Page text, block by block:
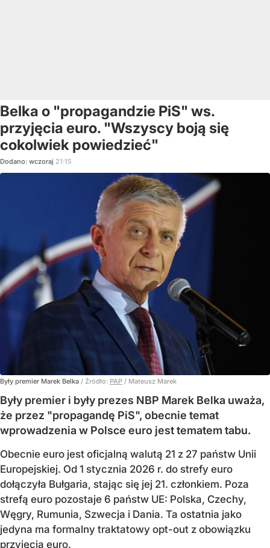
Belka o "propagandzie PiS" ws.
przyjęcia euro. "Wszyscy boją się
cokolwiek powiedzieć"
Dodano: wczoraj 21:15
Były premier Marek Belka / Źródło: PAP / Mateusz Marek
Były premier i były prezes NBP Marek Belka uważa,
że przez "propagandę PiS", obecnie temat
wprowadzenia w Polsce euro jest tematem tabu.
Obecnie euro jest oficjalną walutą 21 z 27 państw Unii
Europejskiej. Od 1 stycznia 2026 r. do strefy euro
dołączyła Bułgaria, stając się jej 21. członkiem. Poza
strefą euro pozostaje 6 państw UE: Polska, Czechy,
Węgry, Rumunia, Szwecja i Dania. Ta ostatnia jako
jedyna ma formalny traktatowy opt-out z obowiązku
przyjęcia euro.